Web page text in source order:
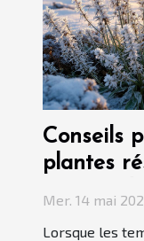
Conseils
plantes
Mer. 14 mai
Lorsque les